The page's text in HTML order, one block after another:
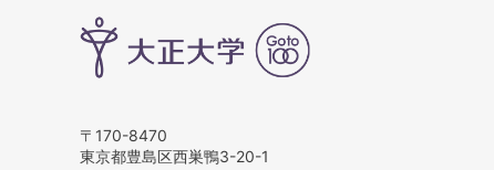
〒170-8470
東京都豊島区西巣鴨3-20-1